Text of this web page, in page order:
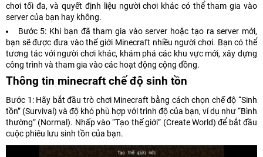
chơi tối đa, và quyết định liệu người chơi khác có thể tham gia vào
server của bạn hay không.
Bước 5: Khi bạn đã tham gia vào server hoặc tạo ra server mới,
bạn sẽ được đưa vào thế giới Minecraft nhiều người chơi. Bạn có thể
tương tác với người chơi khác, khám phá các khu vực mới, xây dựng
công trình và tham gia vào các hoạt động cộng đồng.
Thông tin minecraft chế độ sinh tồn
Bước 1: Hãy bắt đầu trò chơi Minecraft bằng cách chọn chế độ “Sinh
tồn” (Survival) và độ khó phù hợp với trình độ của bạn, ví dụ như “Bình
thường” (Normal). Nhấp vào “Tạo thế giới” (Create World) để bắt đầu
cuộc phiêu lưu sinh tồn của bạn.